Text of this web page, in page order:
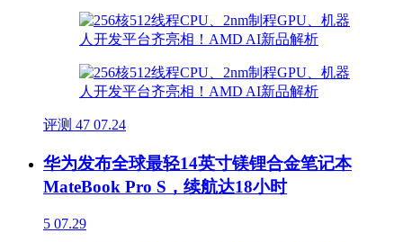
评测 47 07.24
华为发布全球最轻14英寸镁锂合金笔记本
MateBook Pro S，续航达18小时
5 07.29